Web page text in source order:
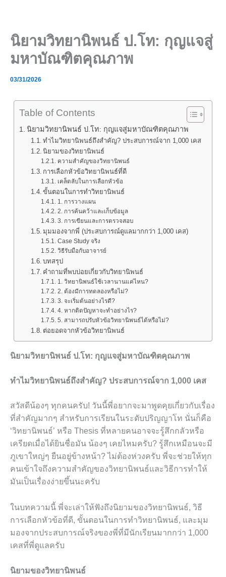
นิยามวิทยานิพนธ์ ป.โท: กุญแจสู่
มหาบัณฑิตคุณภาพ
03/31/2026
Table of Contents
นิยามวิทยานิพนธ์ ป.โท: กุญแจสู่มหาบัณฑิตคุณภาพ
ทำไมวิทยานิพนธ์ถึงสำคัญ? ประสบการณ์จาก 1,000 เคส
นิยามของวิทยานิพนธ์
ความสำคัญของวิทยานิพนธ์
การเลือกหัวข้อวิทยานิพนธ์ที่ดี
เคล็ดลับในการเลือกหัวข้อ
ขั้นตอนในการทำวิทยานิพนธ์
1. การวางแผน
2. การค้นคว้าและเก็บข้อมูล
3. การเขียนและการตรวจสอบ
มุมมองจากพี่ (ประสบการณ์ดูแลมากกว่า 1,000 เคส)
Case Study จริง
วิธีรับมือกับอาจารย์
บทสรุป
คำถามที่พบบ่อยเกี่ยวกับวิทยานิพนธ์
1. วิทยานิพนธ์ใช้เวลานานแค่ไหน?
2. ต้องมีการทดลองหรือไม่?
3. จะเริ่มต้นอย่างไรดี?
4. หากติดปัญหาจะทำอย่างไร?
5. สามารถปรับหัวข้อวิทยานิพนธ์ได้หรือไม่?
ต่อยอดจากหัวข้อวิทยานิพนธ์
นิยามวิทยานิพนธ์ ป.โท: กุญแจสู่มหาบัณฑิตคุณภาพ
ทำไมวิทยานิพนธ์ถึงสำคัญ? ประสบการณ์จาก 1,000 เคส
สวัสดีน้องๆ ทุกคนครับ! วันนี้พี่อยากจะมาพูดคุยเกี่ยวกับเรื่อง
ที่สำคัญมากๆ สำหรับการเรียนในระดับปริญญาโท นั่นก็คือ
‘วิทยานิพนธ์’ หรือ Thesis ที่หลายคนอาจจะรู้สึกกลัวหรือ
เครียดเมื่อได้ยินชื่อมัน น้องๆ เคยไหมครับ? รู้สึกเหมือนจะมี
ภูเขาใหญ่ๆ ยืนอยู่ข้างหน้า? ไม่ต้องห่วงครับ พี่จะช่วยให้ทุก
คนเข้าใจถึงความสำคัญของวิทยานิพนธ์และวิธีการทำให้
มันเป็นเรื่องง่ายขึ้นนะครับ
ในบทความนี้ พี่จะเล่าให้ฟังถึงนิยามของวิทยานิพนธ์, วิธี
การเลือกหัวข้อที่ดี, ขั้นตอนในการทำวิทยานิพนธ์, และมุม
มองจากประสบการณ์จริงของพี่ที่มีนักเรียนมากกว่า 1,000
เคสที่พี่ดูแลครับ
นิยามของวิทยานิพนธ์